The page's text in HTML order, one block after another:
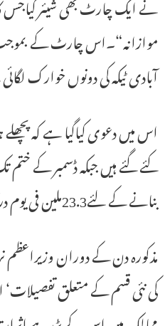
آبادی ٹیکہ کی دونوں خوارک
کئے گئے ہیں جبکہ ڈسمبر کے ختم
بنانے کے لئے23.3ملین فی یوم درکار ہے۔
مذکورہ دن کے دوران
کی نئی قسم کے متعلق